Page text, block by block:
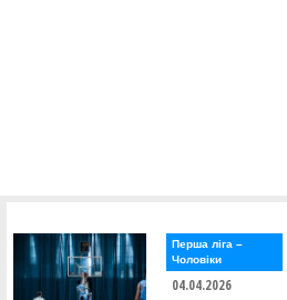
Перша лiга –
Чоловiки
04.04.2026